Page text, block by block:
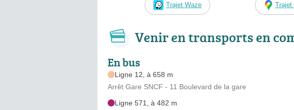
Trajet Waze Trajet
Venir en transports en
En bus
Ligne 12, à 658 m
Arrêt Gare SNCF - 11 Boulevard de la gare
Ligne 571, à 482 m